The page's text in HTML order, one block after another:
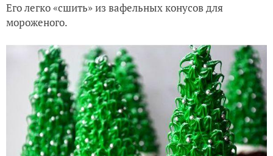
Его легко «сшить» из вафельных конусов для
мороженого.